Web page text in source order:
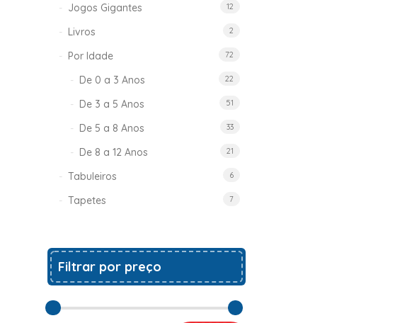
Jogos Gigantes 12
Livros 2
Por Idade 72
De 0 a 3 Anos 22
De 3 a 5 Anos 51
De 5 a 8 Anos 33
De 8 a 12 Anos 21
Tabuleiros 6
Tapetes 7
Filtrar por preço